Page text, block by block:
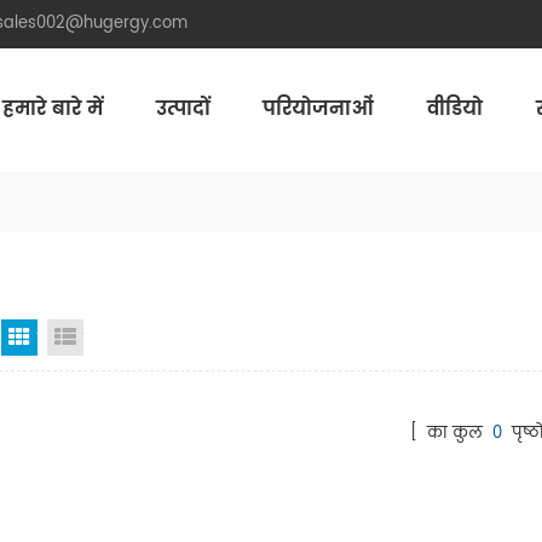
हमारे बारे में उत्पादों परियोजनाओं वीडियो
जाली देखना
[ का कुल 0